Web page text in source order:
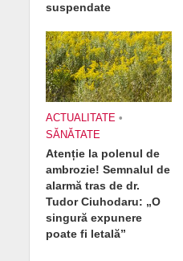
suspendate
ACTUALITATE •
SĂNĂTATE
Atenție la polenul de
ambrozie! Semnalul de
alarmă tras de dr.
Tudor Ciuhodaru: „O
singură expunere
poate fi letală”